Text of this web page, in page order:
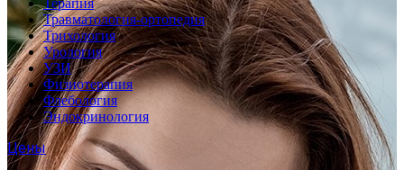
Терапия
Травматология-ортопедия
Трихология
Урология
УЗИ
Физиотерапия
Флебология
Эндокринология
Цены